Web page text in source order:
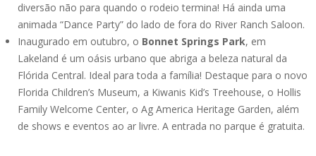
diversão não para quando o rodeio termina! Há ainda uma
animada “Dance Party” do lado de fora do River Ranch Saloon.
Inaugurado em outubro, o Bonnet Springs Park, em
Lakeland é um oásis urbano que abriga a beleza natural da
Flórida Central. Ideal para toda a família! Destaque para o novo
Florida Children’s Museum, a Kiwanis Kid’s Treehouse, o Hollis
Family Welcome Center, o Ag America Heritage Garden, além
de shows e eventos ao ar livre. A entrada no parque é gratuita.